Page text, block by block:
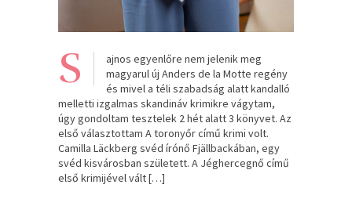
S
ajnos egyenlőre nem jelenik meg
magyarul új Anders de la Motte regény
és mivel a téli szabadság alatt kandalló
melletti izgalmas skandináv krimikre vágytam,
úgy gondoltam tesztelek 2 hét alatt 3 könyvet. Az
első választottam A toronyőr című krimi volt.
Camilla Läckberg svéd írónő Fjällbackában, egy
svéd kisvárosban született. A Jéghercegnő című
első krimijével vált […]